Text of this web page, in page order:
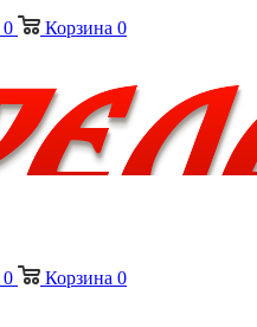
0 Корзина 0
0 Корзина 0